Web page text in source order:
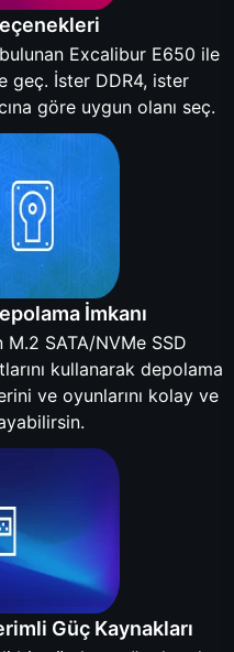
Excalibur E650 ile
geç. İster DDR4, ister
göre uygun olanı seç.
İmkanı
SATA/NVMe SSD
kullanarak depolama
ve oyunlarını kolay ve
Güç Kaynakları